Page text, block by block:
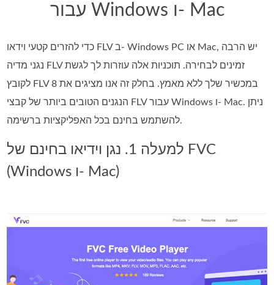
עבור Windows ו- Mac
כדי להזרים קטעי וידאו FLV ב- Windows PC או Mac, יש הרבה
נגני מדיה FLV זמינים לבחירה. תוכניות אלה עוזרות לך לגשת
לקובץ FLV במכשיר שלך ללא מאמץ. בחלק זה אנו מציגים את 8
הנגנים הטובים ביותר של קבצי FLV עבור Windows ו- Mac. ניתן
להשתמש בחינם בכל האפליקציות ברשימה.
למעלה 1. נגן וידיאו בחינם של FVC
(Windows ו- Mac)